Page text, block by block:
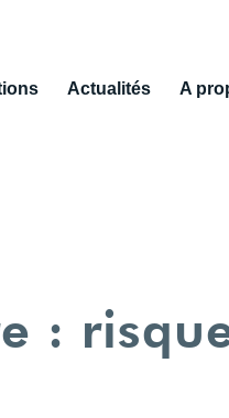
Actualités A
: